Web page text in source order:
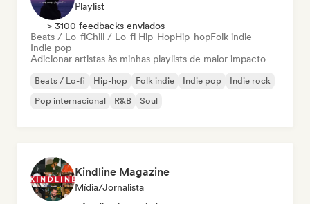
Playlist
> 3100 feedbacks enviados
Beats / Lo-fiChill / Lo-fi Hip-HopHip-hopFolk indie
Indie pop
Adicionar artistas às minhas playlists de maior impacto
Beats / Lo-fi Hip-hop Folk indie Indie pop
Indie rock
Pop internacional
R&B Soul
Kindline Magazine
Mídia/Jornalista